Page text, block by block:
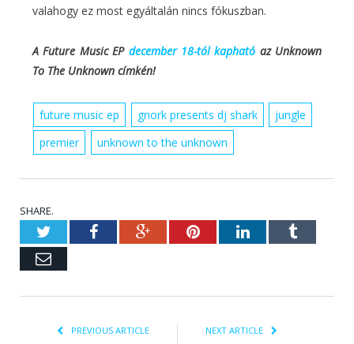
valahogy ez most egyáltalán nincs fókuszban.
A Future Music EP december 18-tól kapható az Unknown
To The Unknown címkén!
future music ep gnork presents dj shark
jungle
premier
unknown to the unknown
SHARE.
TwitterFacebookGoogle+PinterestLinkedInTumblr
Email
PREVIOUS ARTICLE NEXT ARTICLE